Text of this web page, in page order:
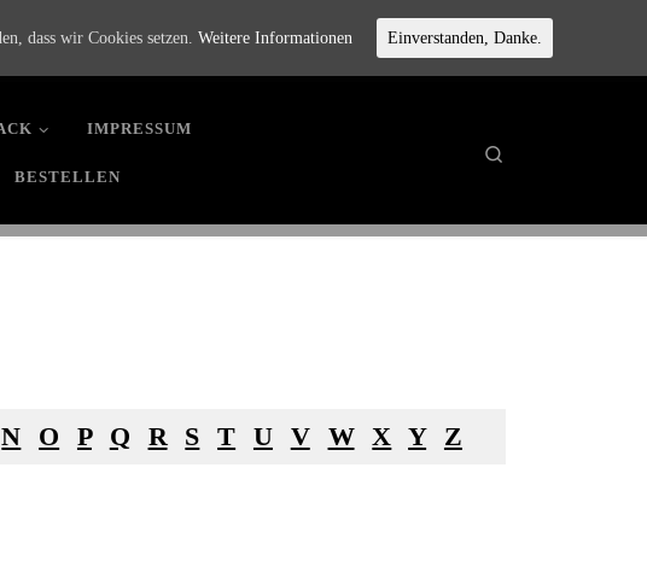
IMPRESSUM
BESTELLEN
N O P Q R S T U V W X Y Z
dass wir Cookies setzen. Weitere Informationen Einverstanden, Danke.